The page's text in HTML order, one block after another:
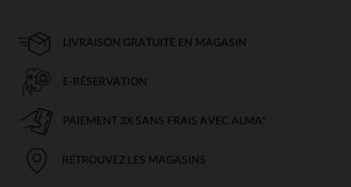
LIVRAISON GRATUITE EN MAGASIN
E-RÉSERVATION
PAIEMENT 3X SANS FRAIS AVEC ALMA*
RETROUVEZ LES MAGASINS